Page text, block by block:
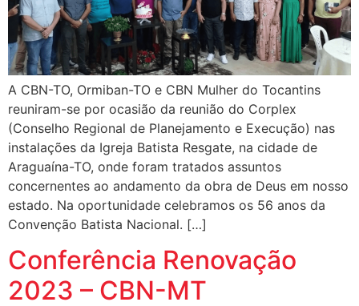
A CBN-TO, Ormiban-TO e CBN Mulher do Tocantins
reuniram-se por ocasião da reunião do Corplex
(Conselho Regional de Planejamento e Execução) nas
instalações da Igreja Batista Resgate, na cidade de
Araguaína-TO, onde foram tratados assuntos
concernentes ao andamento da obra de Deus em nosso
estado. Na oportunidade celebramos os 56 anos da
Convenção Batista Nacional. […]
Conferência Renovação
2023 – CBN-MT